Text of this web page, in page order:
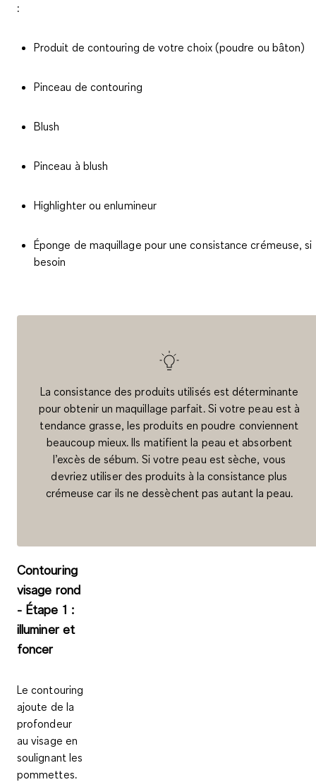
:
Produit de contouring de votre choix (poudre ou bâton)
Pinceau de contouring
Blush
Pinceau à blush
Highlighter ou enlumineur
Éponge de maquillage pour une consistance crémeuse, si
besoin
La consistance des produits utilisés est déterminante
pour obtenir un maquillage parfait. Si votre peau est à
tendance grasse, les produits en poudre conviennent
beaucoup mieux. Ils matifient la peau et absorbent
l’excès de sébum. Si votre peau est sèche, vous
devriez utiliser des produits à la consistance plus
crémeuse car ils ne dessèchent pas autant la peau.
Contouring
visage rond
- Étape 1 :
illuminer et
foncer
Le contouring
ajoute de la
profondeur
au visage en
soulignant les
pommettes.